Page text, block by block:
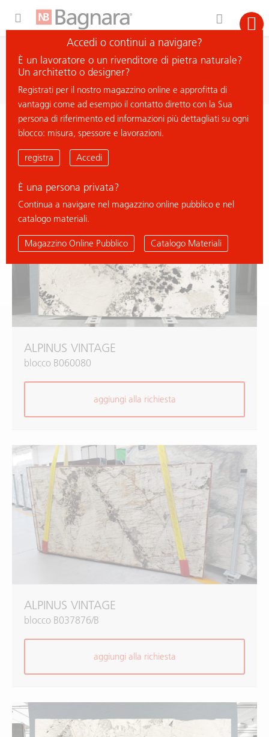
cerca materiale
< ritorna all'elenco
ALPINUS VINTAGE
ALPINUS VINTAGE
blocco B060080
aggiungi alla richiesta
ALPINUS VINTAGE
blocco B037876/B
aggiungi alla richiesta
Accedi o continui a navigare?
È un lavoratore o un rivenditore di pietra naturale?
Un architetto o designer?
Registrati per il nostro magazzino online e approfitta di
vantaggi come ad esempio il contatto diretto con la Sua
persona di riferimento ed informazioni più dettagliati su ogni
blocco: misura, spessore e lavorazioni.
registra Accedi
È una persona privata?
Continua a navigare nel magazzino online pubblico e nel
catalogo materiali.
Magazzino Online Pubblico Catalogo Materiali